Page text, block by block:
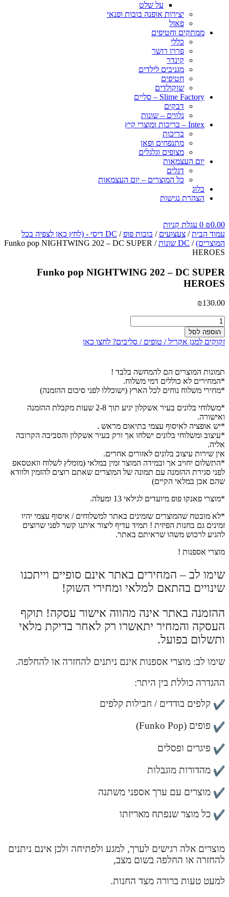
על שלט
יצירות אופנה בובות ופנאי
פאזל
ממתקים וחטיפים
כללי
פררו רושר
קינדר
מגניבים לילדים
חטיפים
שוקולדים
Slime Factory – סליים
דבקים
נלווים – שונות
Intex – בריכות ומוצרי קיץ
בריכות
מתנפחים ופאן
מצופים וגלגלים
יום העצמאות
דגלים
כל המוצרים – יום העצמאות
בלוג
הצהרת נגישות
₪0.00
0 עגלת קניות
עמוד הבית/ צעצועים / בובות פופ /
DC דיסי - (לחץ כאן לצפיה בכל
המוצרים)/ DC שונות
/ Funko pop NIGHTWING 202 – DC SUPER
HEROES
Funko pop NIGHTWING 202 – DC SUPER
HEROES
₪130.00
כמות
של
Funko
pop
-
DC
SUPER
HEROES
הוספה לסל
זקוקים למגן אקריל / טופים / סליבים? לחצו כאן
תמונות המוצרים הם להמחשה בלבד !
*המחירים לא כוללים דמי משלוח.
*מחירי משלוח נוחים לכל הארץ (ישוכללו לפני סיכום ההזמנה)
*משלוחי בלונים בעיר אשקלון יגיע תוך 2-8 שעות מקבלת ההזמנה
ואישורה.
*יש אופציה לאיסוף עצמי בתיאום מראש .
*עיצוב ומשלוחי בלונים ישלחו אך ורק בעיר אשקלון והסביבה הקרובה
אליה.
אין שירות עיצוב בלונים לאזורים אחרים.
*התשלום יחויב אך ובמידה המוצר זמין במלאי (מומלץ לשלוח וואטסאפ
לפני סגירת ההזמנה עם תמונה של המוצרים שאתם רוצים להזמין ולוודא
שהם אכן במלאי הקיים)
*מוצרי פאנקו פופ מיועדים לגילאי 13 ומעלה.
*לא מובטח שהמוצרים שזמינים באתר למשלוחים / איסוף עצמי יהיו
זמינים גם בחנות הפיזית ! תמיד עדיף ליצור איתנו קשר לפני שרוצים
להגיע לרכוש משהו שראיתם באתר.
מוצרי אספנות !
שימו לב – המחירים באתר אינם סופיים וייתכנו
שינויים בהתאם למלאי ומחירי השוק!
ההזמנה באתר אינה מהווה אישור עסקה! תוקף
העסקה והמחיר יתאשרו רק לאחר בדיקת מלאי
ותשלום בפועל.
שימו לב: מוצרי אספנות אינם ניתנים להחזרה או להחלפה.
ההגדרה כוללת בין היתר:
קלפים בודדים / חבילות קלפים
פופים (Funko Pop)
פיגרים ופסלים
מהדורות מוגבלות
מוצרים עם ערך אספני משתנה
כל מוצר שנפתח מאריזתו
מוצרים אלה רגישים לערך, למגע ולפתיחה ולכן אינם ניתנים
להחזרה או החלפה בשום מצב,
למעט טעות ברורה מצד החנות.